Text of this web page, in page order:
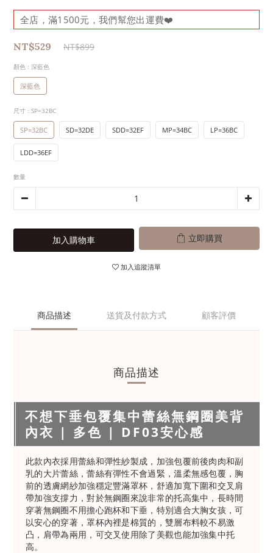
全店，滿1500元，我們幫您出運費❤️
NT$529 NT$899
顏色 : 深藍色
深藍色
尺寸 : SP=32BC
SP=32BC SD=32DE SDD=32EF MP=34BC LP=36BC
LDD=36EF
數量
加入購物車 立即購買
加入追蹤清單
商品描述 送貨及付款方式 顧客評價
商品描述
不想下垂包覆集中蕾絲無鋼圈美背
內衣 | 多色 | DF03安心感
此款內衣採用蕾絲和彈性紗製成，加強包覆前後肉肉和副
乳的大片蕾絲，蕾絲有彈性不會過緊，溫柔無感包覆，胸
前的透膚網紗加強穩定豐滿罩杯，舒適加寬下圍和交叉肩
帶加強支撐力，對於無鋼圈來說非常的托高集中，長時間
穿著無鋼圈不用擔心跑杯和下垂，特別適合大胸女孩，可
以安心的穿著，罩杯內裡是棉質的，雙層布料較不易激
凸，肩帶為兩用，可交叉使用除了美觀也能加強集中托
高。